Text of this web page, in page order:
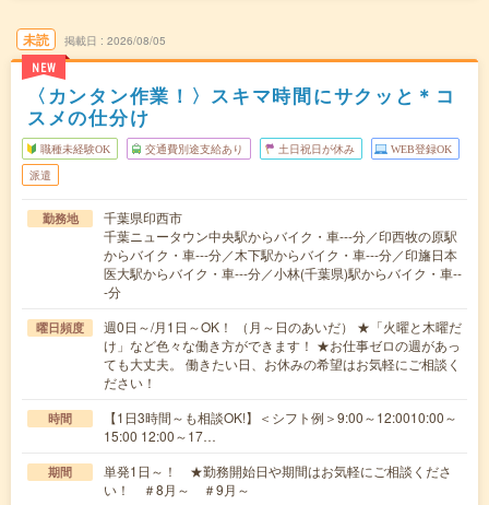
未読
NEW
掲載日 2026/08/05
〈カンタン作業！〉スキマ時間にサクッと＊コ
スメの仕分け
職種未経験OK 交通費別途支給あり 土日祝日が休み WEB登録OK
派遣
勤務地
千葉県印西市
千葉ニュータウン中央駅からバイク・車---分／印西牧の原駅
からバイク・車---分／木下駅からバイク・車---分／印旛日本
医大駅からバイク・車---分／小林(千葉県)駅からバイク・車--
-分
曜日頻度
週0日～/月1日～OK！ （月～日のあいだ） ★「火曜と木曜だ
け」など色々な働き方ができます！ ★お仕事ゼロの週があっ
ても大丈夫。 働きたい日、お休みの希望はお気軽にご相談く
ださい！
時間
【1日3時間～も相談OK!】＜シフト例＞9:00～12:0010:00～
15:00 12:00～17…
期間
単発1日～！ ★勤務開始日や期間はお気軽にご相談くださ
い！ ＃8月～ ＃9月～